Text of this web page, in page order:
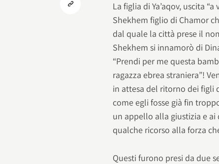
La figlia di Ya’aqov, uscita
Shekhem figlio di Chamor
dal quale la città prese il
Shekhem si innamorò di
“Prendi per me questa
ragazza ebrea straniera”!
in attesa del ritorno dei figli
come egli fosse già fin
un appello alla giustizia e ai
qualche ricorso alla forza
Questi furono presi da due